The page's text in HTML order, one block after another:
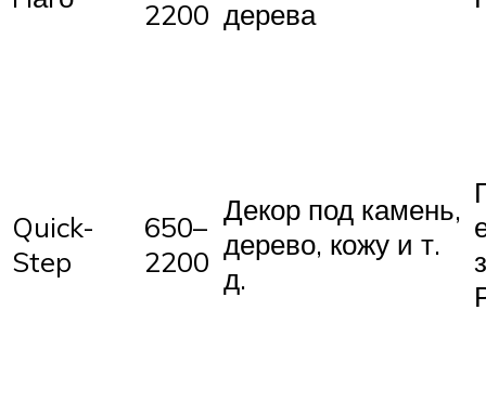
2200 дерева
Quick-
Step
650–
2200
Декор под камень,
дерево, кожу и т.
д.